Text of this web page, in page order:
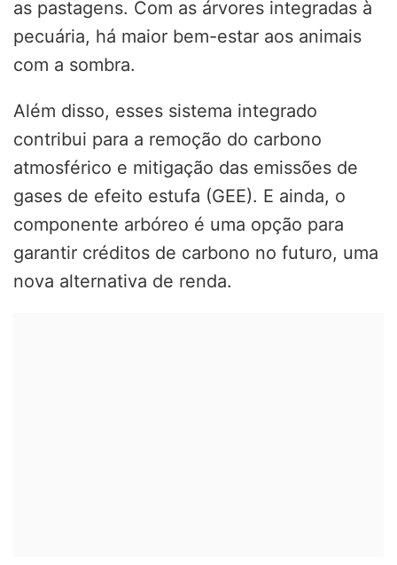
as pastagens. Com as árvores integradas à
pecuária, há maior bem-estar aos animais
com a sombra.
Além disso, esses sistema integrado
contribui para a remoção do carbono
atmosférico e mitigação das emissões de
gases de efeito estufa (GEE). E ainda, o
componente arbóreo é uma opção para
garantir créditos de carbono no futuro, uma
nova alternativa de renda.